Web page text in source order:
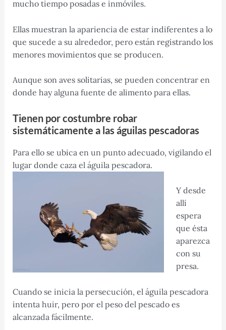
mucho tiempo posadas e inmóviles.
Ellas muestran la apariencia de estar indiferentes a lo
que sucede a su alrededor, pero están registrando los
menores movimientos que se producen.
Aunque son aves solitarias, se pueden concentrar en
donde hay alguna fuente de alimento para ellas.
Tienen por costumbre robar
sistemáticamente a las águilas pescadoras
Para ello se ubica en un punto adecuado, vigilando el
lugar donde caza el águila pescadora.
Y desde
allí
espera
que ésta
aparezca
con su
presa.
Cuando se inicia la persecución, el águila pescadora
intenta huir, pero por el peso del pescado es
alcanzada fácilmente.